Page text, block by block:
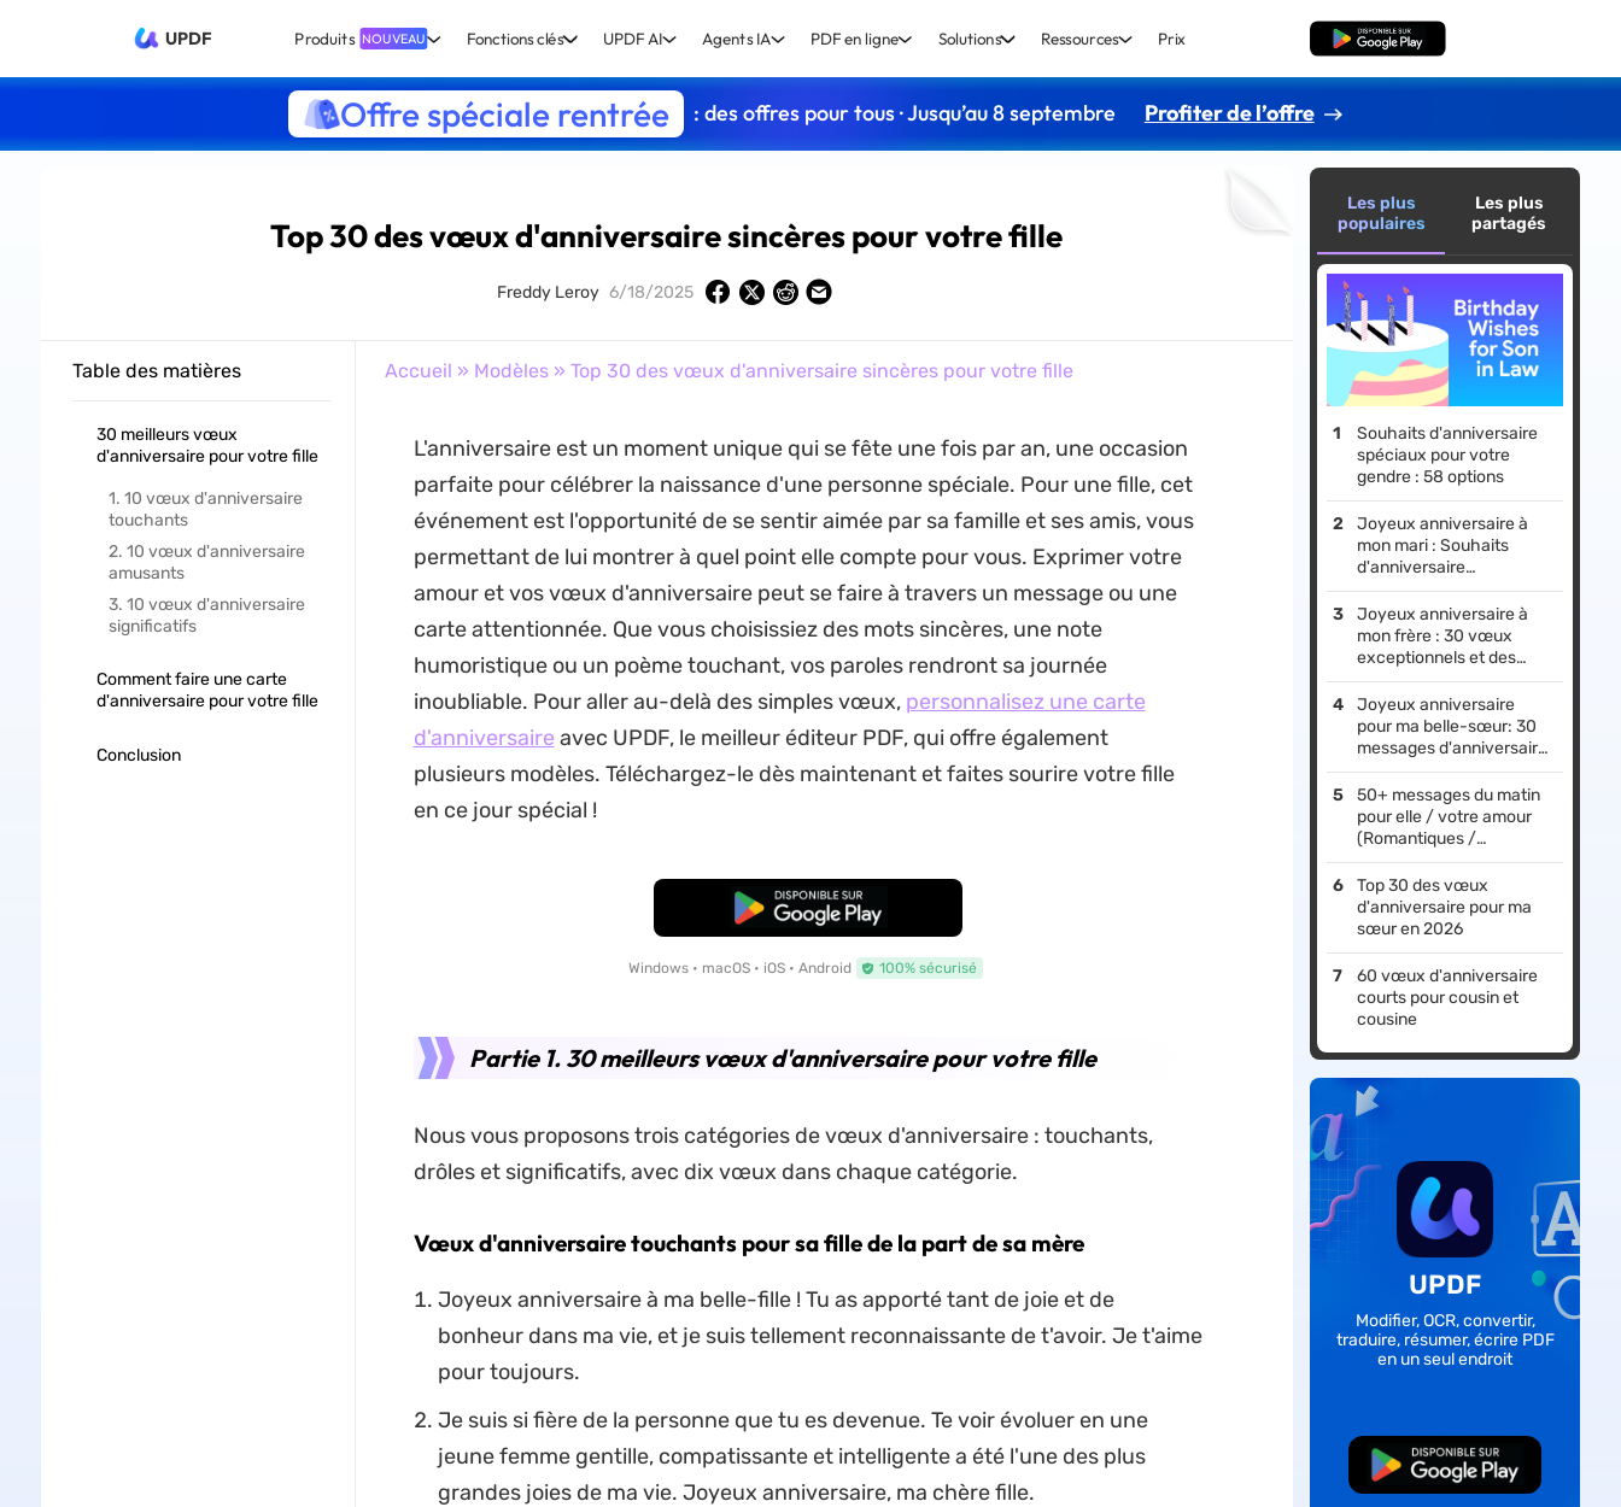
UPDF Produits NOUVEAU Fonctions clés UPDF AI Agents IA PDF en ligne Solutions Ressources Prix TÉLÉCHARGER
Offre spéciale rentrée : des offres pour tous · Jusqu’au 8 septembre Profiter de l’offre
Top 30 des vœux d'anniversaire sincères pour votre fille
Freddy Leroy 6/18/2025
Table des matières
30 meilleurs vœux
d'anniversaire pour votre fille
1. 10 vœux d'anniversaire
touchants
2. 10 vœux d'anniversaire
amusants
3. 10 vœux d'anniversaire
significatifs
Comment faire une carte
d'anniversaire pour votre fille
Conclusion
Accueil » Modèles» Top 30 des vœux d'anniversaire sincères pour votre fille
L'anniversaire est un moment unique qui se fête une fois par an, une occasion
parfaite pour célébrer la naissance d'une personne spéciale. Pour une fille, cet
événement est l'opportunité de se sentir aimée par sa famille et ses amis, vous
permettant de lui montrer à quel point elle compte pour vous. Exprimer votre
amour et vos vœux d'anniversaire peut se faire à travers un message ou une
carte attentionnée. Que vous choisissiez des mots sincères, une note
humoristique ou un poème touchant, vos paroles rendront sa journée
inoubliable. Pour aller au-delà des simples vœux, personnalisez une carte
d'anniversaire avec UPDF, le meilleur éditeur PDF, qui offre également
plusieurs modèles. Téléchargez-le dès maintenant et faites sourire votre fille
en ce jour spécial !
TÉLÉCHARGER
Windows • macOS • iOS • Android 100% sécurisé
Partie 1. 30 meilleurs vœux d'anniversaire pour votre fille
Nous vous proposons trois catégories de vœux d'anniversaire : touchants,
drôles et significatifs, avec dix vœux dans chaque catégorie.
Vœux d'anniversaire touchants pour sa fille de la part de sa mère
Joyeux anniversaire à ma belle-fille ! Tu as apporté tant de joie et de
bonheur dans ma vie, et je suis tellement reconnaissante de t'avoir. Je t'aime
pour toujours.
Je suis si fière de la personne que tu es devenue. Te voir évoluer en une
jeune femme gentille, compatissante et intelligente a été l'une des plus
grandes joies de ma vie. Joyeux anniversaire, ma chère fille.
Les plus
populaires
Les plus
partagés
Souhaits d'anniversaire
spéciaux pour votre
gendre : 58 options
Joyeux anniversaire à
mon mari : Souhaits
d'anniversaire
inoubliables avec des
modèles gratuits
Joyeux anniversaire à
mon frère : 30 vœux
exceptionnels et des
modèles de carte
Joyeux anniversaire
pour ma belle-sœur: 30
messages d'anniversaire
et idées de création de
cartes
50+ messages du matin
pour elle / votre amour
(Romantiques /
Adorables / Doux /
Longs / Mignons /
Drôles)
Top 30 des vœux
d'anniversaire pour ma
sœur en 2026
60 vœux d'anniversaire
courts pour cousin et
cousine
UPDF
Modifier, OCR, convertir,
traduire, résumer, écrire PDF
en un seul endroit
TÉLÉCHARGER